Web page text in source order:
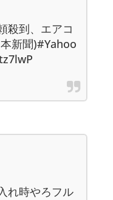
殺到、エアコ
新聞)#Yahoo
れ時やろフル